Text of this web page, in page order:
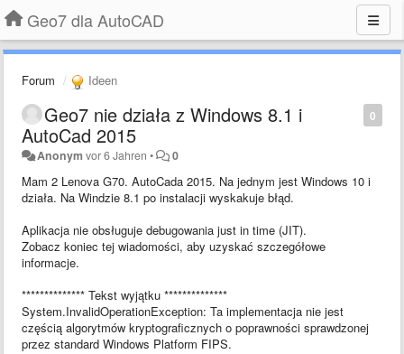
Geo7 dla AutoCAD
Forum Ideen
0
Geo7 nie działa z Windows 8.1 i
AutoCad 2015
Anonym vor 6 Jahren • 0
Mam 2 Lenova G70. AutoCada 2015. Na jednym jest Windows 10 i
działa. Na Windzie 8.1 po instalacji wyskakuje błąd.
Aplikacja nie obsługuje debugowania just in time (JIT).
Zobacz koniec tej wiadomości, aby uzyskać szczegółowe
informacje.
************** Tekst wyjątku **************
System.InvalidOperationException: Ta implementacja nie jest
częścią algorytmów kryptograficznych o poprawności sprawdzonej
przez standard Windows Platform FIPS.